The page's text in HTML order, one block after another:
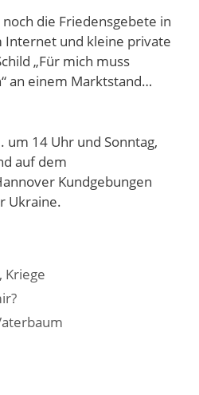
die Friedensgebete in
Internet und kleine private
„Für mich muss
an einem Marktstand…
um 14 Uhr und Sonntag,
auf dem
Kundgebungen
Ukraine.
, Kriege